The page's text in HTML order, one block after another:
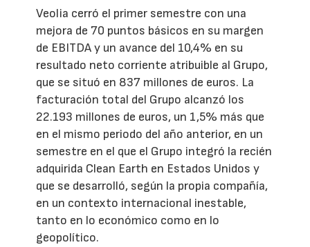
Veolia cerró el primer semestre con una
mejora de 70 puntos básicos en su margen
de EBITDA y un avance del 10,4% en su
resultado neto corriente atribuible al Grupo,
que se situó en 837 millones de euros. La
facturación total del Grupo alcanzó los
22.193 millones de euros, un 1,5% más que
en el mismo periodo del año anterior, en un
semestre en el que el Grupo integró la recién
adquirida Clean Earth en Estados Unidos y
que se desarrolló, según la propia compañía,
en un contexto internacional inestable,
tanto en lo económico como en lo
geopolítico.